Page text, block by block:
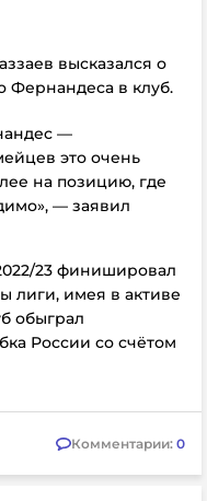
высказался о
в клуб.
—
это очень
на позицию, где
— заявил
23 финишировал
лиги, имея в активе
обыграл
России со счётом
Комментарии: 0